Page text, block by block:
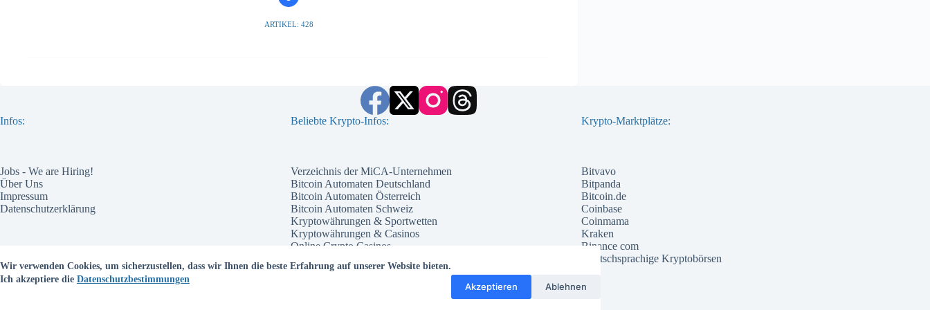
Wir verwenden Cookies, um sicherzustellen, dass wir Ihnen die beste Erfahrung auf unserer Website bieten.
Ich akzeptiere die Datenschutzbestimmungen
Akzeptieren Ablehnen
ARTIKEL: 428
Infos:
Jobs - We are Hiring!
Über Uns
Impressum
Datenschutzerklärung
Beliebte Krypto-Infos:
Verzeichnis der MiCA-Unternehmen
Bitcoin Automaten Deutschland
Bitcoin Automaten Österreich
Bitcoin Automaten Schweiz
Kryptowährungen & Sportwetten
Kryptowährungen & Casinos
Online Crypto Casinos
Welche Kryptowährung 2026
Krypto-Marktplätze:
Bitvavo
Bitpanda
Bitcoin.de
Coinbase
Coinmama
Kraken
Binance com
Deutschsprachige Kryptobörsen